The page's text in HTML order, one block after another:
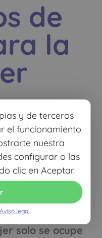
y de terceros
el funcionamiento
nuestra
configurar o las
clic en Aceptar.
Aviso legal
de
la
vida puede
de proteger a
pero ¿qué
estamos para
encargarnos de
Un seguro de
lo
como el
solo se ocupe